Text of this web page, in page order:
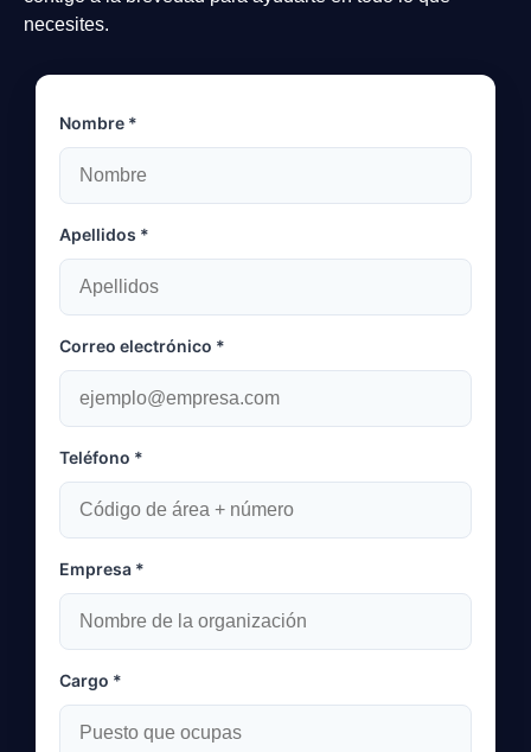
necesites.
Nombre *
Apellidos *
Correo electrónico *
Teléfono *
Empresa *
Cargo *